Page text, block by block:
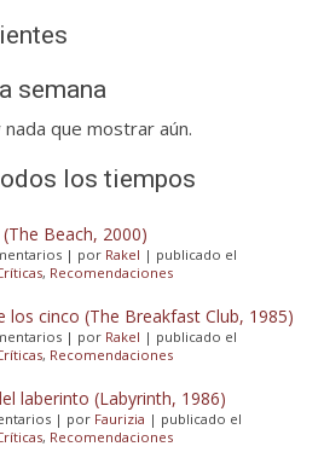
semana
que mostrar aún.
los tiempos
Beach, 2000)
| por Rakel | publicado el
, Recomendaciones
los cinco (The Breakfast Club, 1985)
| por Rakel | publicado el
, Recomendaciones
laberinto (Labyrinth, 1986)
| por Faurizia | publicado el
, Recomendaciones